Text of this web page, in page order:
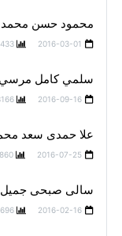
محمود حسن محمد
2016-03-01
سلمي كامل
2016-09-16
علا حمدى سعد
2016-07-25
سالى صبحى
2016-02-16